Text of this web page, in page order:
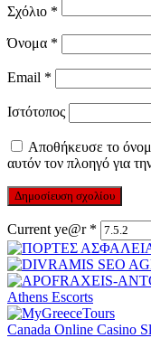
Σχόλιο *
Όνομα *
Email *
Ιστότοπος
Αποθήκευσε το
αυτόν τον πλοηγό για
Current ye@r *
Athens Escorts
Canada Online Casino